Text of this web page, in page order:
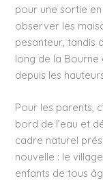
pour une sortie
observer les
pesanteur, tandis
long de la
depuis les
Pour les parents,
bord de l’eau et
cadre naturel
nouvelle : le
enfants de tous